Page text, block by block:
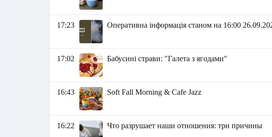
17:23 Оперативна інформація станом на 16:00
17:02 Бабусині страви: "Галета з ягодами"
16:43 Soft Fall Morning & Cafe Jazz
16:22 Что разрушает наши отношения: три причины